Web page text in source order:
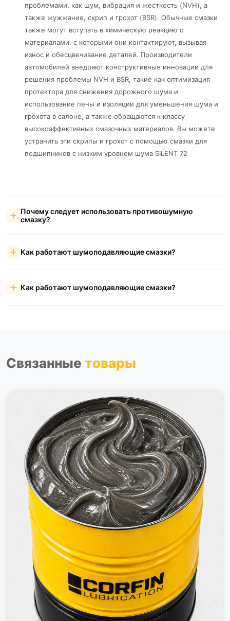
проблемами, как шум, вибрация и жесткость (NVH), а
также жужжание, скрип и грохот (BSR). Обычные смазки
также могут вступать в химическую реакцию с
материалами, с которыми они контактируют, вызывая
износ и обесцвечивание деталей. Производители
автомобилей внедряют конструктивные инновации для
решения проблемы NVH и BSR, такие как оптимизация
протектора для снижения дорожного шума и
использование пены и изоляции для уменьшения шума и
грохота в салоне, а также обращаются к классу
высокоэффективных смазочных материалов. Вы можете
устранить эти скрипы и грохот с помощью смазки для
подшипников с низким уровнем шума SILENT 72
Почему следует использовать противошумную
смазку?
Как работают шумоподавляющие смазки?
Как работают шумоподавляющие смазки?
Связанные товары